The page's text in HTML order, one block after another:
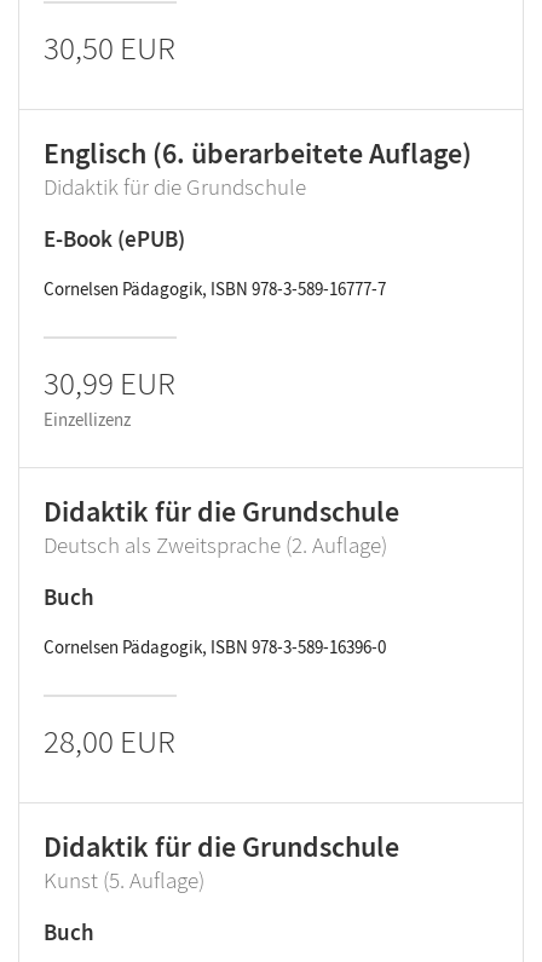
30,50 EUR
Englisch (6. überarbeitete Auflage)
Didaktik für die Grundschule
E-Book (ePUB)
Cornelsen Pädagogik, ISBN 978-3-589-16777-7
30,99 EUR
Einzellizenz
Didaktik für die Grundschule
Deutsch als Zweitsprache (2. Auflage)
Buch
Cornelsen Pädagogik, ISBN 978-3-589-16396-0
28,00 EUR
Didaktik für die Grundschule
Kunst (5. Auflage)
Buch